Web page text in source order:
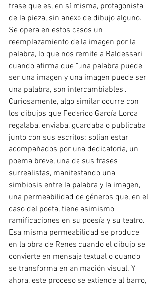
frase que es, en sí misma, protagonista
de la pieza, sin anexo de dibujo alguno.
Se opera en estos casos un
reemplazamiento de la imagen por la
palabra, lo que nos remite a Baldessari
cuando afirma que "una palabra puede
ser una imagen y una imagen puede ser
una palabra, son intercambiables".
Curiosamente, algo similar ocurre con
los dibujos que Federico García Lorca
regalaba, enviaba, guardaba o publicaba
junto con sus escritos: solían estar
acompañados por una dedicatoria, un
poema breve, una de sus frases
surrealistas, manifestando una
simbiosis entre la palabra y la imagen,
una permeabilidad de géneros que, en el
caso del poeta, tiene asimismo
ramificaciones en su poesía y su teatro.
Esa misma permeabilidad se produce
en la obra de Renes cuando el dibujo se
convierte en mensaje textual o cuando
se transforma en animación visual. Y
ahora, este proceso se extiende al barro,